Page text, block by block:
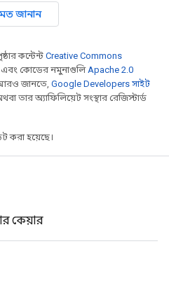
জানান
কন্টেন্ট Creative Commons
কোডের নমুনাগুলিApache 2.0
আরও জানতে, Google Developers সাইট
তার অ্যাফিলিয়েট সংস্থার রেজিস্টার্ড
করা হয়েছে।
কেয়ার